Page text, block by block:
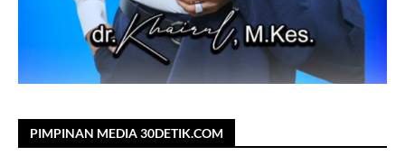
PIMPINAN MEDIA 30DETIK.COM